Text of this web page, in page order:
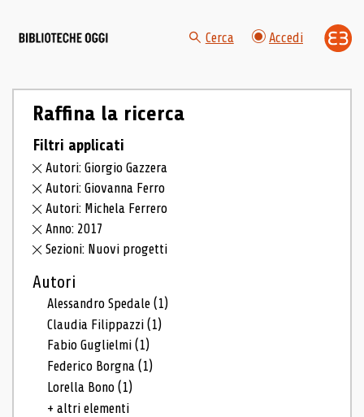
Cerca Accedi
Raffina la ricerca
Filtri applicati
Autori: Giorgio Gazzera
Autori: Giovanna Ferro
Autori: Michela Ferrero
Anno: 2017
Sezioni: Nuovi progetti
Autori
Alessandro Spedale(1)
Claudia Filippazzi(1)
Fabio Guglielmi(1)
Federico Borgna(1)
Lorella Bono(1)
+ altri elementi